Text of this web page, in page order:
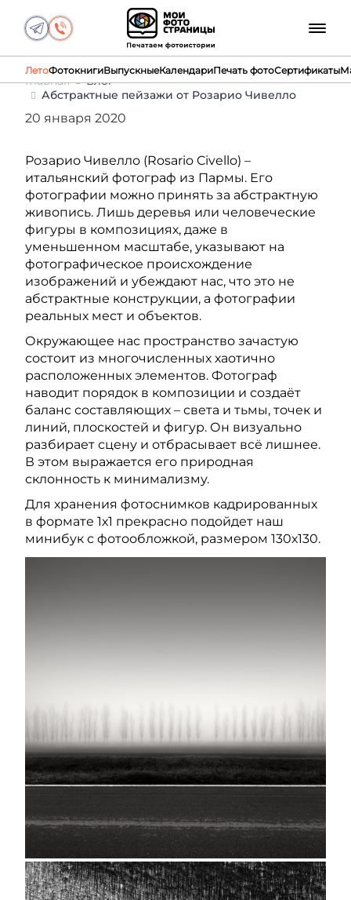
ЛетоФотокнигиВыпускныеКалендариПечать фотоСертификаты
Главная
Блог
Абстрактные пейзажи от Розарио Чивелло
20 января 2020
Розарио Чивелло (Rosario Civello) –
итальянский фотограф из Пармы. Его
фотографии можно принять за абстрактную
живопись. Лишь деревья или человеческие
фигуры в композициях, даже в
уменьшенном масштабе, указывают на
фотографическое происхождение
изображений и убеждают нас, что это не
абстрактные конструкции, а фотографии
реальных мест и объектов.
Окружающее нас пространство зачастую
состоит из многочисленных хаотично
расположенных элементов. Фотограф
наводит порядок в композиции и создаёт
баланс составляющих – света и тьмы, точек и
линий, плоскостей и фигур. Он визуально
разбирает сцену и отбрасывает всё лишнее.
В этом выражается его природная
склонность к минимализму.
Для хранения фотоснимков кадрированных
в формате 1х1 прекрасно подойдет наш
минибук с фотообложкой, размером 130х130.